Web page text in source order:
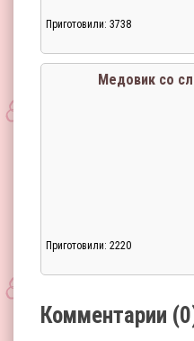
Приготовили: 3738
Медовик со
Приготовили: 2220
Комментарии